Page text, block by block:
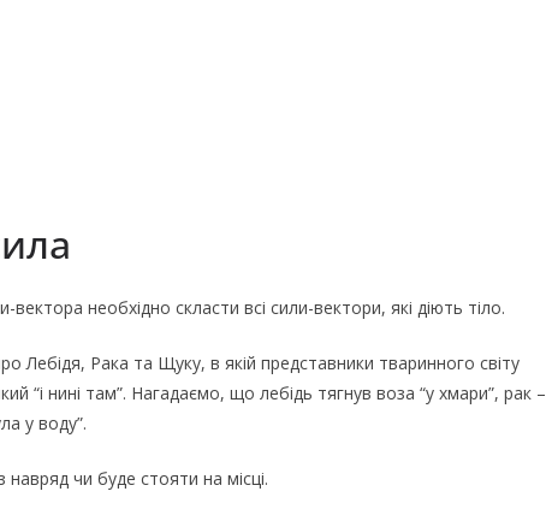
необхідно скласти всі сили-вектори, які діють тіло.
Лебідя, Рака та Щуку, в якій представники тваринного світу
“і нині там”. Нагадаємо, що лебідь тягнув воза “у хмари”, рак –
у воду”.
чи буде стояти на місці.